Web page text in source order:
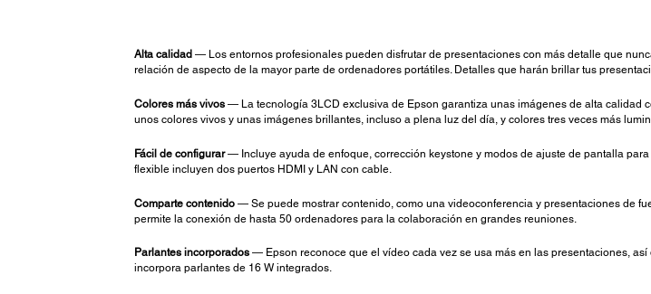
Alta calidad— Los entornos profesionales pueden disfrutar de presentaciones con más detalle que
relación de aspecto de la mayor parte de ordenadores portátiles. Detalles que harán brillar tus
Colores más vivos— La tecnología 3LCD exclusiva de Epson garantiza unas imágenes de alta calidad
unos colores vivos y unas imágenes brillantes, incluso a plena luz del día, y colores tres veces más
Fácil de configurar— Incluye ayuda de enfoque, corrección keystone y modos de ajuste de pantalla
flexible incluyen dos puertos HDMI y LAN con cable.
Comparte contenido— Se puede mostrar contenido, como una videoconferencia y presentaciones de
permite la conexión de hasta 50 ordenadores para la colaboración en grandes reuniones.
Parlantes incorporados— Epson reconoce que el vídeo cada vez se usa más en las presentaciones,
incorpora parlantes de 16 W integrados.